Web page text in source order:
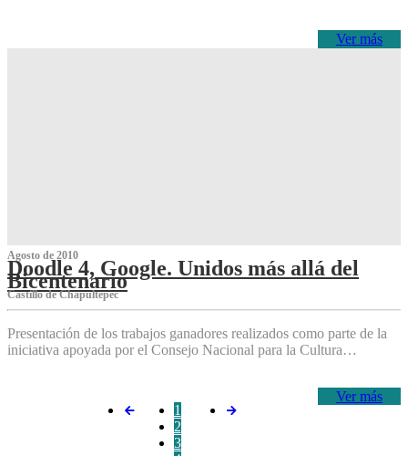
Ver más
Agosto de 2010
Doodle 4, Google. Unidos más allá del
Bicentenario
Castillo de Chapultepec
Presentación de los trabajos ganadores realizados como parte de la
iniciativa apoyada por el Consejo Nacional para la Cultura…
Ver más
1
2
3